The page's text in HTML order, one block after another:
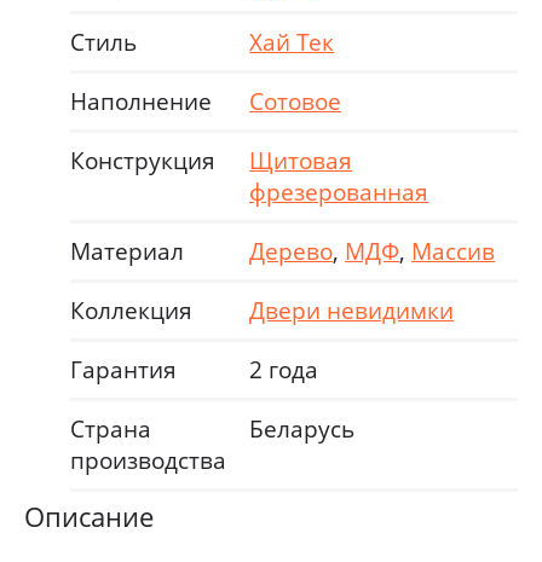
Стиль
Хай Тек
Наполнение
Сотовое
Конструкция
Щитовая
фрезерованная
Материал
Дерево, МДФ, Массив
Коллекция
Двери невидимки
Гарантия
2 года
Страна
производства
Беларусь
Описание